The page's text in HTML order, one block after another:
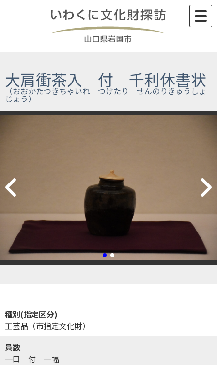
大肩衝茶入 付 千利休書状
種別(指定区分)
工芸品（市指定文化財）
員数
一口 付 一幅